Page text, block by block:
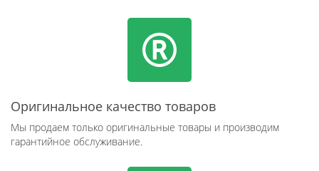
Оригинальное качество товаров
Мы продаем только оригинальные товары и производим
гарантийное обслуживание.